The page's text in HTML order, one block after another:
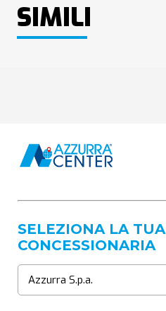
SIMILI
SELEZIONA LA TUA
CONCESSIONARIA